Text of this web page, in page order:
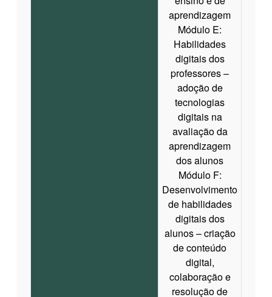
aprendizagem
Módulo E:
Habilidades
digitais dos
professores –
adoção de
tecnologias
digitais na
avaliação da
aprendizagem
dos alunos
Módulo F:
Desenvolvimento
de habilidades
digitais dos
alunos – criação
de conteúdo
digital,
colaboração e
resolução de